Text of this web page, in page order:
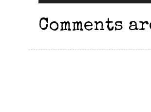
Player
Comments